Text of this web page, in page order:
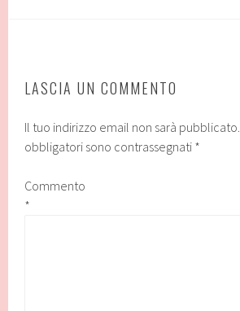
LASCIA UN COMMENTO
Il tuo indirizzo email non sarà pubblicato.
obbligatori sono contrassegnati *
Commento
*